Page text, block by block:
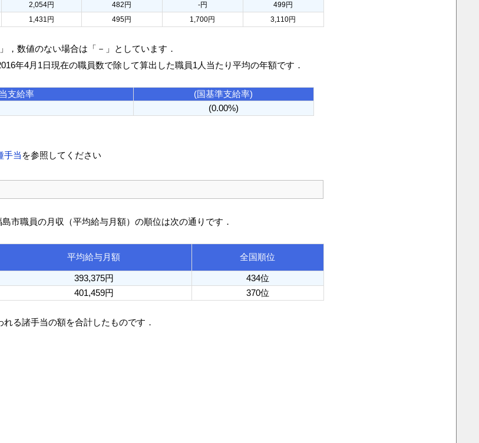
2,054円 482円 -円
499円
1,431円 495円 1,700円 3,110円
，数値のない場合は「－」としています．
年4月1日現在の職員数で除して算出した職員1人当たり平均の年額です．
支給率
(国基準支給率)
(0.00%)
手当 を参照してください
市職員の月収（平均給与月額）の順位は次の通りです．
平均給与月額 全国順位
393,375円
434位
401,459円 370位
る諸手当の額を合計したものです．